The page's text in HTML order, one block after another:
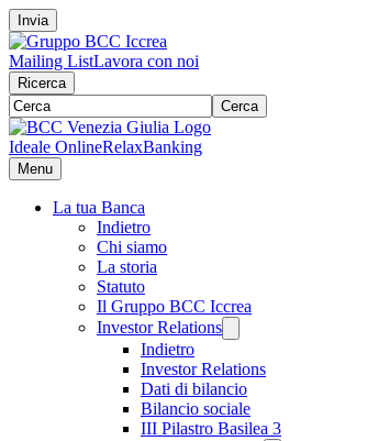
Invia
Mailing ListLavora con noi
Ricerca
Cerca
Ideale OnlineRelaxBanking
Menu
La tua Banca
Indietro
Chi siamo
La storia
Statuto
Il Gruppo BCC Iccrea
Investor Relations
Indietro
Investor Relations
Dati di bilancio
Bilancio sociale
III Pilastro Basilea 3